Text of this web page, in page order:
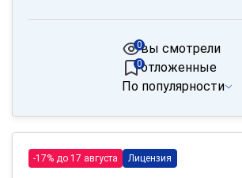
вы смотрели
0
отложенные
0
По популярности
-17% до 17 августа Лицензия